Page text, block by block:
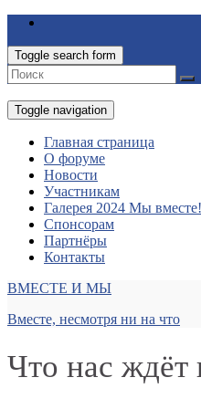
Toggle search form
Toggle navigation
Главная страница
О форуме
Новости
Участникам
Галерея 2024 Мы вместе!
Спонсорам
Партнёры
Контакты
ВМЕСТЕ И МЫ
Вместе, несмотря ни на что
Что нас ждёт